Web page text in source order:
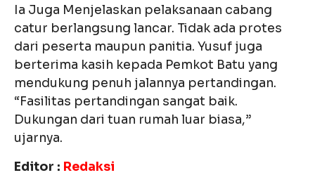
Ia Juga Menjelaskan pelaksanaan cabang
catur berlangsung lancar. Tidak ada protes
dari peserta maupun panitia. Yusuf juga
berterima kasih kepada Pemkot Batu yang
mendukung penuh jalannya pertandingan.
“Fasilitas pertandingan sangat baik.
Dukungan dari tuan rumah luar biasa,”
ujarnya.
Editor : Redaksi